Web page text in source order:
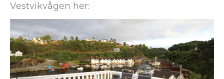
Vestvikvågen her: